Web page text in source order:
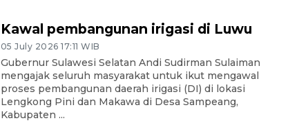
Kawal pembangunan irigasi di Luwu
05 July 2026 17:11 WIB
Gubernur Sulawesi Selatan Andi Sudirman Sulaiman
mengajak seluruh masyarakat untuk ikut mengawal
proses pembangunan daerah irigasi (DI) di lokasi
Lengkong Pini dan Makawa di Desa Sampeang,
Kabupaten ...